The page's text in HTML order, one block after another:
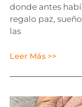
donde antes
regalo paz,
las
Leer Más >>